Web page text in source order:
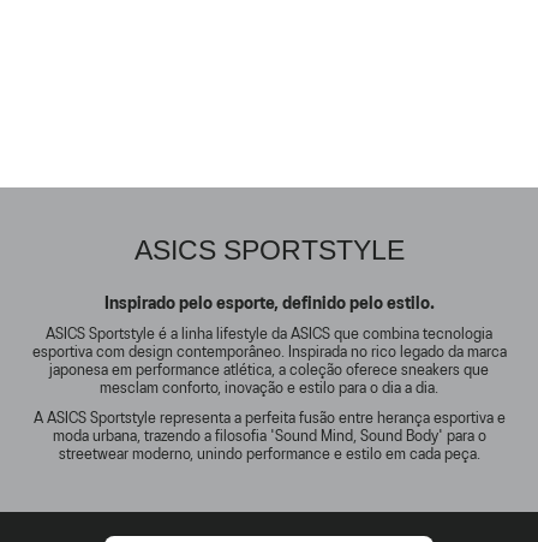
ASICS SPORTSTYLE
Inspirado pelo esporte, definido pelo estilo.
ASICS Sportstyle é a linha lifestyle da ASICS que combina tecnologia
esportiva com design contemporâneo. Inspirada no rico legado da marca
japonesa em performance atlética, a coleção oferece sneakers que
mesclam conforto, inovação e estilo para o dia a dia.
A ASICS Sportstyle representa a perfeita fusão entre herança esportiva e
moda urbana, trazendo a filosofia 'Sound Mind, Sound Body' para o
streetwear moderno, unindo performance e estilo em cada peça.